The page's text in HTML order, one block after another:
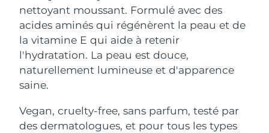
nettoyant moussant. Formulé avec des
acides aminés qui régénèrent la peau et de
la vitamine E qui aide à retenir
l'hydratation. La peau est douce,
naturellement lumineuse et d'apparence
saine.
Vegan, cruelty-free, sans parfum, testé par
des dermatologues, et pour tous les types